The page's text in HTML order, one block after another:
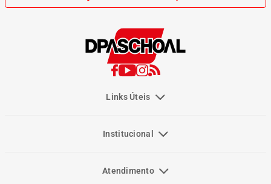
Links Úteis
Institucional
Atendimento